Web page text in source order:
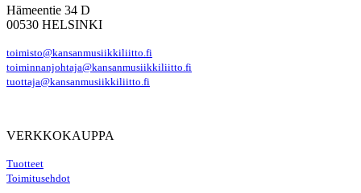
Hämeentie 34 D
00530 HELSINKI
toimisto@kansanmusiikkiliitto.fi
toiminnanjohtaja@kansanmusiikkiliitto.fi
tuottaja@kansanmusiikkiliitto.fi
VERKKOKAUPPA
Tuotteet
Toimitusehdot